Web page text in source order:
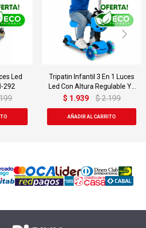
1 Luces
Yj-
Monopatin Eléctrico Rp500
Hard 6.5"
USD 189,00 USD 299,00